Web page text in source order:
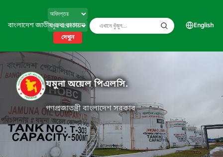
বাংলাদেশ জাতীয় তথ্য বাতায়ন
দেখুন
English
যমুনা অয়েল পিএলসি.
গণপ্রজাতন্ত্রী বাংলাদেশ সরকার